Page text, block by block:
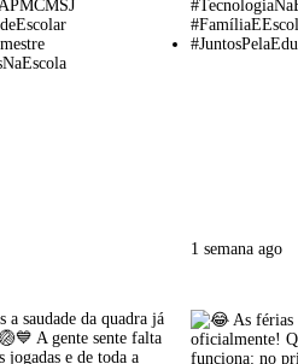
1 semana ago